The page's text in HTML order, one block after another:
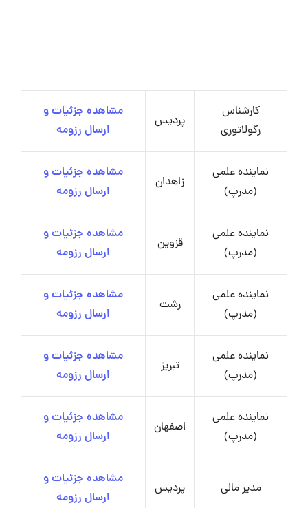
کارشناس
رگولاتوری
پردیس
مشاهده جزئیات و
ارسال رزومه
نماینده علمی
(مدرپ)
زاهدان
مشاهده جزئیات و
ارسال رزومه
نماینده علمی
(مدرپ)
قزوین
مشاهده جزئیات و
ارسال رزومه
نماینده علمی
(مدرپ)
رشت
مشاهده جزئیات و
ارسال رزومه
نماینده علمی
(مدرپ)
تبریز
مشاهده جزئیات و
ارسال رزومه
نماینده علمی
(مدرپ)
اصفهان
مشاهده جزئیات و
ارسال رزومه
مدیر مالی پردیس
مشاهده جزئیات و
ارسال رزومه